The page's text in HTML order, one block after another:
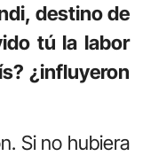
destino de
tú la labor
¿influyeron
Si no hubiera